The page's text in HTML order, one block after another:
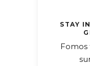
STAY
Fomos